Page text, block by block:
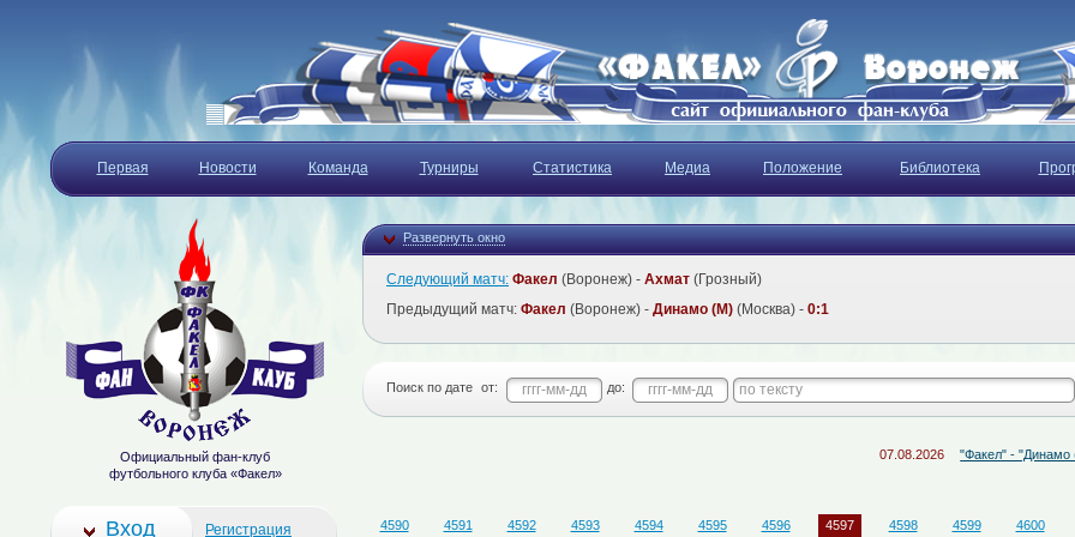
Первая Новости Команда Турниры Статистика Медиа Положение Библиотека
Развернуть окно
Следующий матч: Факел (Воронеж) - Ахмат (Грозный)
Предыдущий матч: Факел (Воронеж) - Динамо (М) (Москва) - 0:1
Поиск по дате от: до:
07.08.2026 "Факел" - "Динамо (М)":
4590 4591 4592 4593 4594 4595 4596 4597 4598 4599 4600
Официальный фан-клуб
футбольного клуба «Факел»
Вход Регистрация